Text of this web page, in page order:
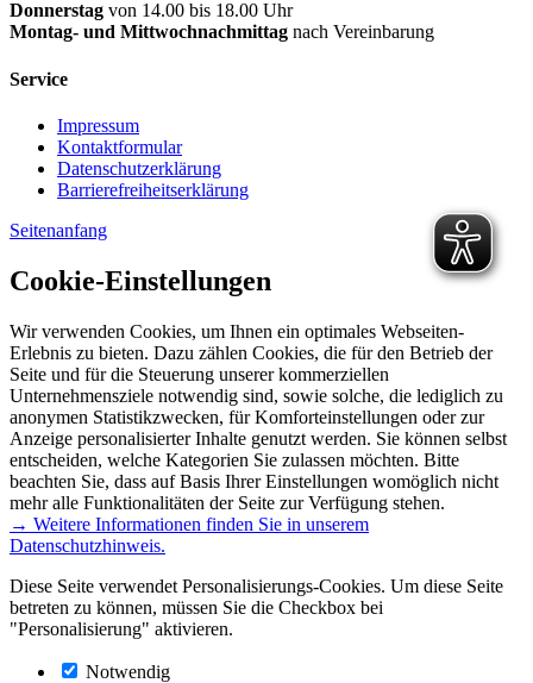
Donnerstag von 14.00 bis 18.00 Uhr
Montag- und Mittwochnachmittag nach Vereinbarung
Service
Impressum
Kontaktformular
Datenschutzerklärung
Barrierefreiheitserklärung
Seitenanfang
Cookie-Einstellungen
Wir verwenden Cookies, um Ihnen ein optimales Webseiten-
Erlebnis zu bieten. Dazu zählen Cookies, die für den Betrieb der
Seite und für die Steuerung unserer kommerziellen
Unternehmensziele notwendig sind, sowie solche, die lediglich zu
anonymen Statistikzwecken, für Komforteinstellungen oder zur
Anzeige personalisierter Inhalte genutzt werden. Sie können selbst
entscheiden, welche Kategorien Sie zulassen möchten. Bitte
beachten Sie, dass auf Basis Ihrer Einstellungen womöglich nicht
mehr alle Funktionalitäten der Seite zur Verfügung stehen.
→ Weitere Informationen finden Sie in unserem
Datenschutzhinweis.
Diese Seite verwendet Personalisierungs-Cookies. Um diese Seite
betreten zu können, müssen Sie die Checkbox bei
"Personalisierung" aktivieren.
Notwendig